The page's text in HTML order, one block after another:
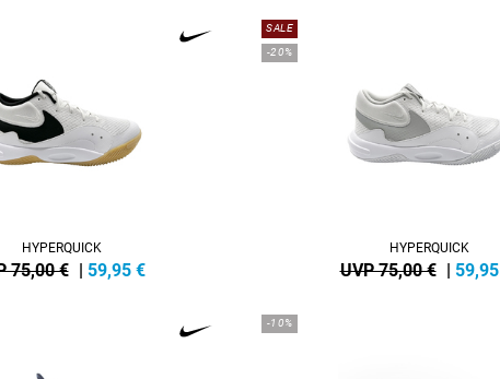
HYPERQUICK
75,00 € | 59,95 €
SALE
-20%
HYPERQUICK
UVP 75,00 € | 59,95
-10%